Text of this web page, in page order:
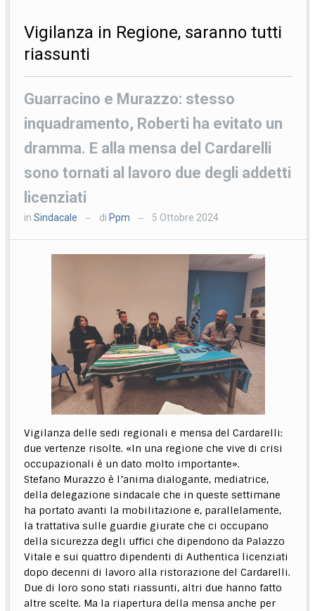
Vigilanza in Regione, saranno tutti
riassunti
Guarracino e Murazzo: stesso
inquadramento, Roberti ha evitato un
dramma. E alla mensa del Cardarelli
sono tornati al lavoro due degli addetti
licenziati
inSindacale — di Ppm — 5 Ottobre 2024
Vigilanza delle sedi regionali e mensa del Cardarelli:
due vertenze risolte. «In una regione che vive di crisi
occupazionali è un dato molto importante».
Stefano Murazzo è l’anima dialogante, mediatrice,
della delegazione sindacale che in queste settimane
ha portato avanti la mobilitazione e, parallelamente,
la trattativa sulle guardie giurate che ci occupano
della sicurezza degli uffici che dipendono da Palazzo
Vitale e sui quattro dipendenti di Authentica licenziati
dopo decenni di lavoro alla ristorazione del Cardarelli.
Due di loro sono stati riassunti, altri due hanno fatto
altre scelte. Ma la riapertura della mensa anche per